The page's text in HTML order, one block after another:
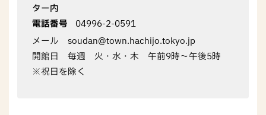
ター内
電話番号
04996-2-0591
メール soudan@town.hachijo.tokyo.jp
開館日 毎週 火・水・木 午前9時～午後5時
※祝日を除く